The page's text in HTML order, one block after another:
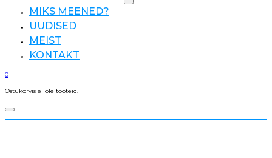
MIKS MEENED?
UUDISED
MEIST
KONTAKT
0
Ostukorvis ei ole tooteid.